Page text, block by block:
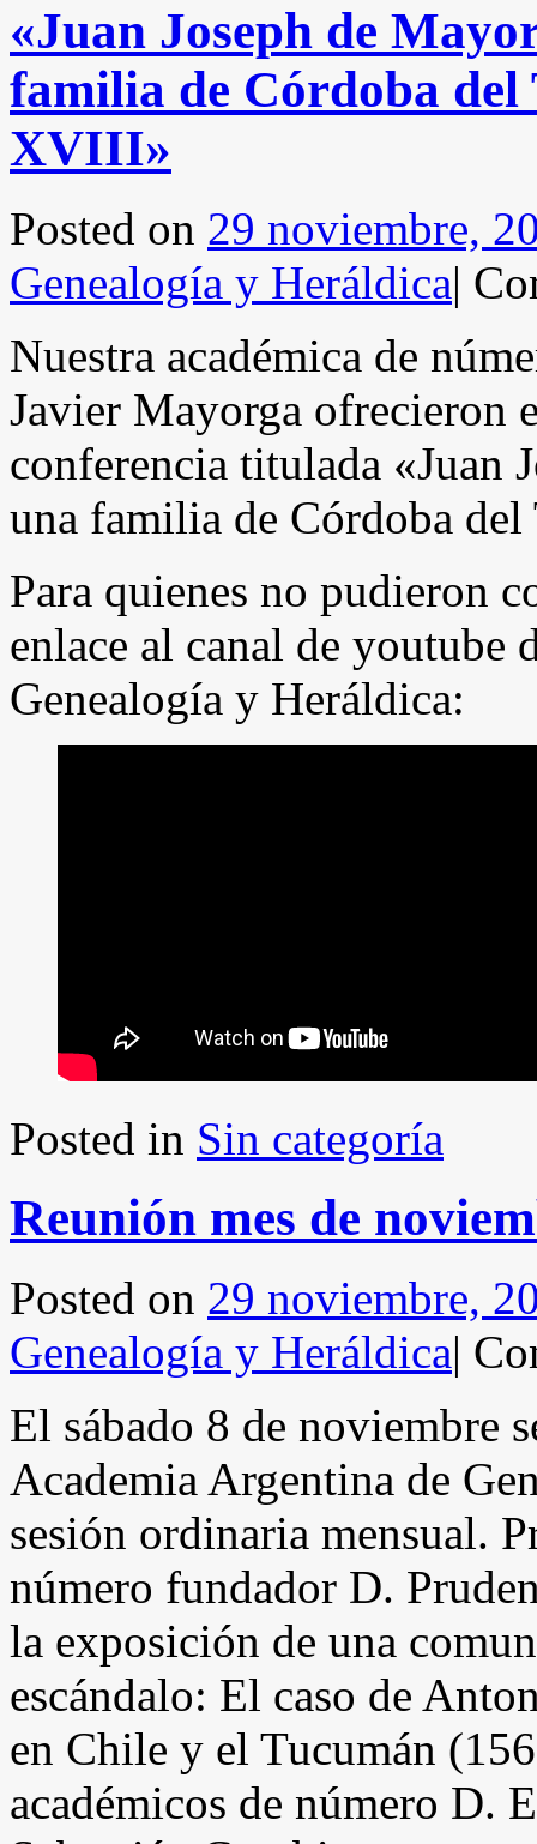
«Juan Joseph de
familia de Córdoba del
XVIII»
Posted on 29 noviembre,
Genealogía y Heráldica|
Nuestra académica de
Javier Mayorga ofrecieron
conferencia titulada «Juan
una familia de Córdoba
Para quienes no pudieron
enlace al canal de youtube
Genealogía y Heráldica:
Posted in Sin categoría
Reunión mes de
Posted on 29 noviembre,
Genealogía y Heráldica|
El sábado 8 de noviembre
Academia Argentina de
sesión ordinaria mensual.
número fundador D.
la exposición de una
escándalo: El caso de
en Chile y el Tucumán
académicos de número D.